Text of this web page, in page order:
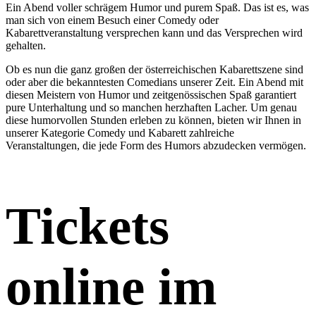
Ein Abend voller schrägem Humor und purem Spaß. Das ist es, was
man sich von einem Besuch einer Comedy oder
Kabarettveranstaltung versprechen kann und das Versprechen wird
gehalten.
Ob es nun die ganz großen der österreichischen Kabarettszene sind
oder aber die bekanntesten Comedians unserer Zeit. Ein Abend mit
diesen Meistern von Humor und zeitgenössischen Spaß garantiert
pure Unterhaltung und so manchen herzhaften Lacher. Um genau
diese humorvollen Stunden erleben zu können, bieten wir Ihnen in
unserer Kategorie Comedy und Kabarett zahlreiche
Veranstaltungen, die jede Form des Humors abzudecken vermögen.
Tickets
online im